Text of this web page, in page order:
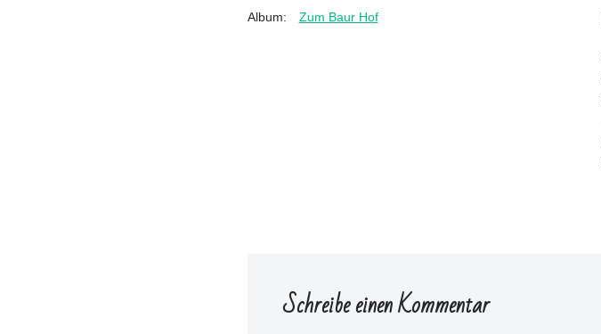
Album: Zum Baur Hof
Schreibe einen Kommentar